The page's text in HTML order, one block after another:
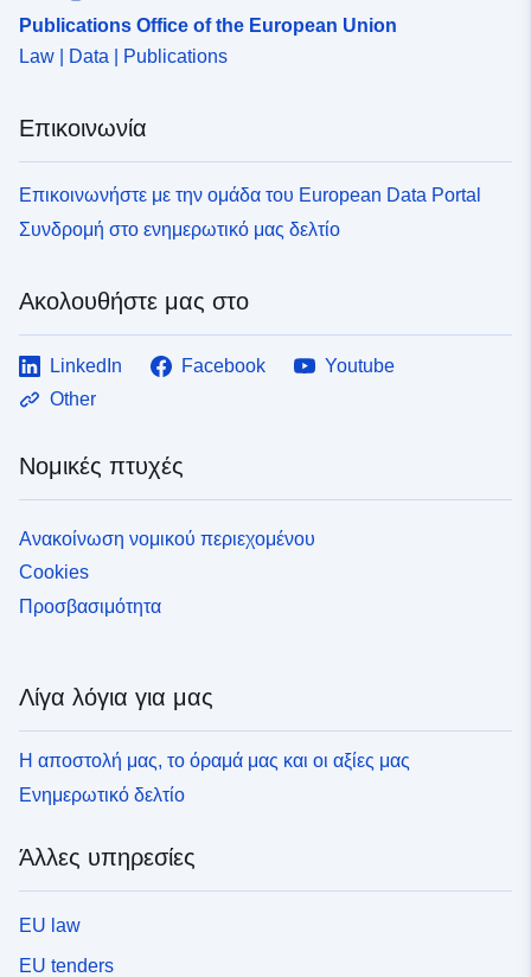
Publications Office of the European Union
Law | Data | Publications
Επικοινωνία
Επικοινωνήστε με την ομάδα του European Data Portal
Συνδρομή στο ενημερωτικό μας δελτίο
Ακολουθήστε μας στο
LinkedIn Facebook
Youtube
Other
Νομικές πτυχές
Ανακοίνωση νομικού περιεχομένου
Cookies
Προσβασιμότητα
Λίγα λόγια για μας
Η αποστολή μας, το όραμά μας και οι αξίες μας
Ενημερωτικό δελτίο
Άλλες υπηρεσίες
EU law
EU tenders